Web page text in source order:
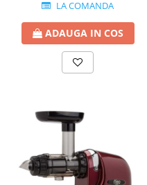
LA COMANDA
ADAUGA IN COS